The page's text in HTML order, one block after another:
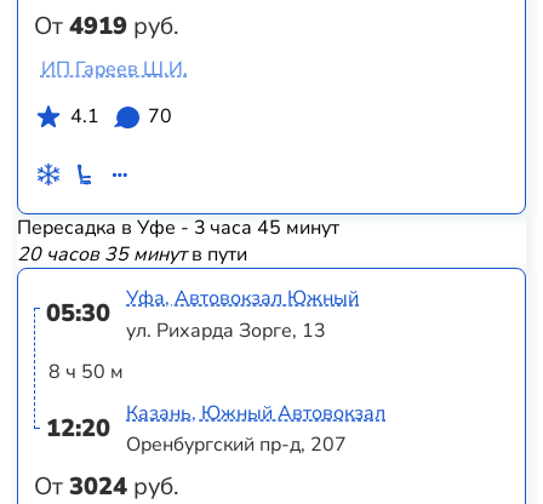
От4919 руб.
ИП Гареев Ш.И.
4.1
70
Пересадка в Уфе - 3 часа 45 минут
20 часов 35 минутв пути
05:30
8 ч 50 м
12:20
От3024 руб.
Уфа, Автовокзал Южный
ул. Рихарда Зорге, 13
Казань, Южный Автовокзал
Оренбургский пр-д, 207